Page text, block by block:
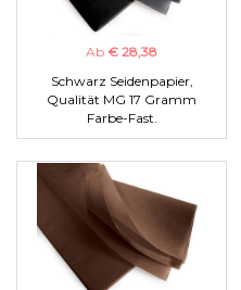
Ab € 28,38
Schwarz Seidenpapier,
Qualität MG 17 Gramm
Farbe-Fast.